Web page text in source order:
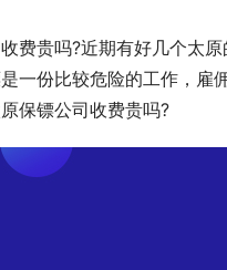
收费贵吗?近期有好几个太
一份比较危险的工作，雇
保镖公司收费贵吗?